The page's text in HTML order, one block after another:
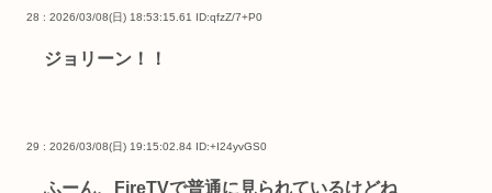
28 : 2026/03/08(日) 18:53:15.61 ID:qfzZ/7+P0
ジョリーン！！
29 : 2026/03/08(日) 19:15:02.84 ID:+I24yvGS0
ふーん、FireTVで普通に見られているけどね